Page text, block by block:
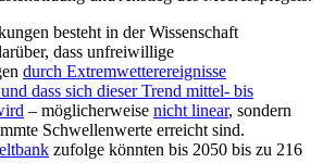
besteht in der Wissenschaft
dass unfreiwillige
durch Extremwetter­ereignisse
dass sich dieser Trend mittel- bis
– möglicherweise nicht linear, sondern
Schwellenwerte erreicht sind.
zufolge könnten bis 2050 bis zu 216